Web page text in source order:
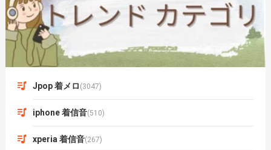
Jpop 着メロ (3047)
iphone 着信音(510)
xperia 着信音(267)